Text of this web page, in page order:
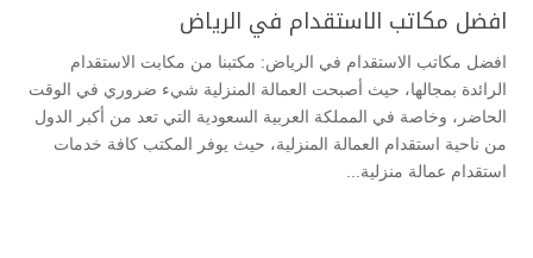
افضل مكاتب الاستقدام في الرياض
افضل مكاتب الاستقدام في الرياض: مكتبنا من مكابت الاستقدام
الرائدة بمجالها، حيث أصبحت العمالة المنزلية شيء ضروري في الوقت
الحاضر، وخاصة في المملكة العربية السعودية التي تعد من أكبر الدول
من ناحية استقدام العمالة المنزلية، حيث يوفر المكتب كافة خدمات
استقدام عمالة منزلية...